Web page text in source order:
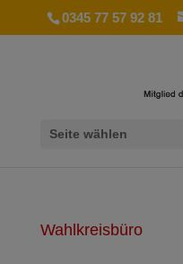
0345 77 57 92 81
Seite wählen
Wahlkreisbüro